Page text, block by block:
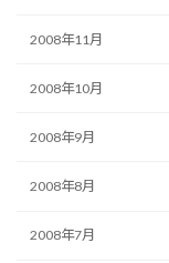
2008年11月
2008年10月
2008年9月
2008年8月
2008年7月